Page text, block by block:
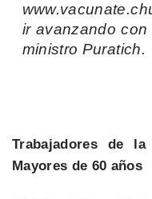
ir avanzando con
ministro Puratich.
Trabajadores de
Mayores de 60 años